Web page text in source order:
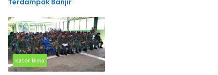
Terdampak Banjir
Kabar Bima